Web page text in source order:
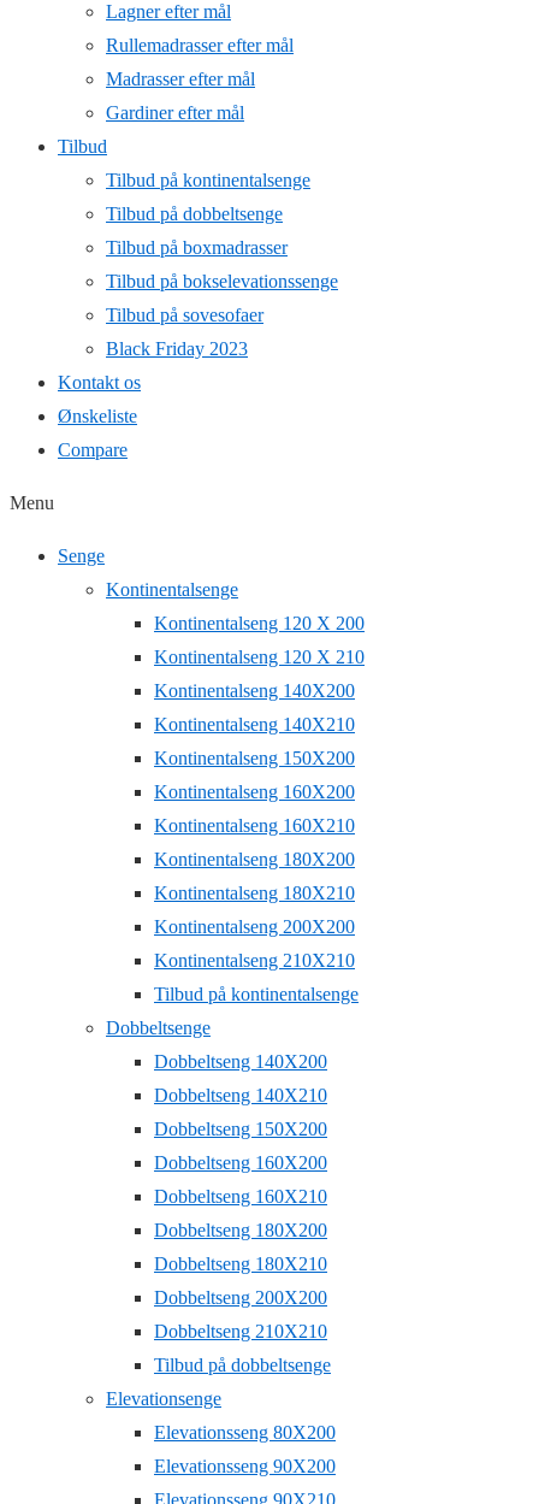
Lagner efter mål
Rullemadrasser efter mål
Madrasser efter mål
Gardiner efter mål
Tilbud
Tilbud på kontinentalsenge
Tilbud på dobbeltsenge
Tilbud på boxmadrasser
Tilbud på bokselevationssenge
Tilbud på sovesofaer
Black Friday 2023
Kontakt os
Ønskeliste
Compare
Menu
Senge
Kontinentalsenge
Kontinentalseng 120 X 200
Kontinentalseng 120 X 210
Kontinentalseng 140X200
Kontinentalseng 140X210
Kontinentalseng 150X200
Kontinentalseng 160X200
Kontinentalseng 160X210
Kontinentalseng 180X200
Kontinentalseng 180X210
Kontinentalseng 200X200
Kontinentalseng 210X210
Tilbud på kontinentalsenge
Dobbeltsenge
Dobbeltseng 140X200
Dobbeltseng 140X210
Dobbeltseng 150X200
Dobbeltseng 160X200
Dobbeltseng 160X210
Dobbeltseng 180X200
Dobbeltseng 180X210
Dobbeltseng 200X200
Dobbeltseng 210X210
Tilbud på dobbeltsenge
Elevationsenge
Elevationsseng 80X200
Elevationsseng 90X200
Elevationsseng 90X210